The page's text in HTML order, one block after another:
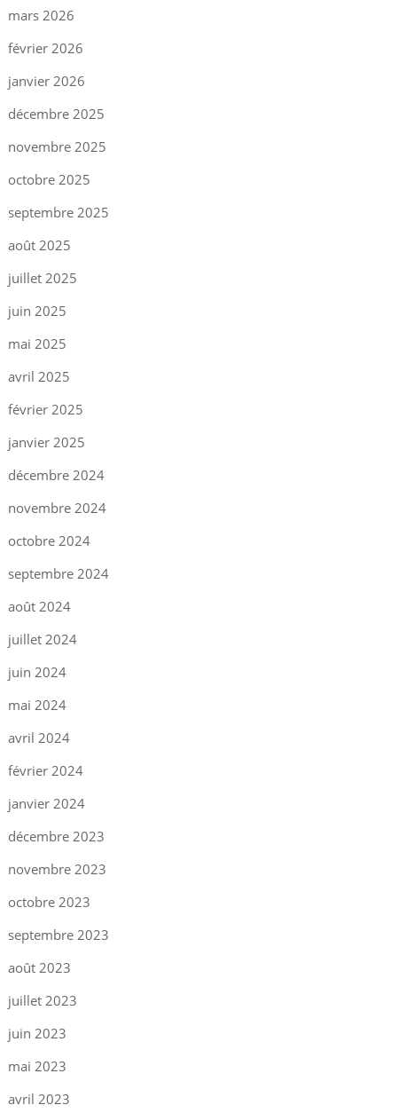
mars 2026
février 2026
janvier 2026
décembre 2025
novembre 2025
octobre 2025
septembre 2025
août 2025
juillet 2025
juin 2025
mai 2025
avril 2025
février 2025
janvier 2025
décembre 2024
novembre 2024
octobre 2024
septembre 2024
août 2024
juillet 2024
juin 2024
mai 2024
avril 2024
février 2024
janvier 2024
décembre 2023
novembre 2023
octobre 2023
septembre 2023
août 2023
juillet 2023
juin 2023
mai 2023
avril 2023